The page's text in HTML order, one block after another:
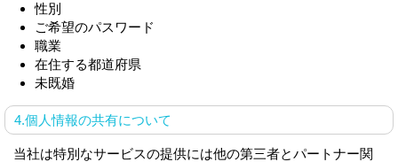
性別
ご希望のパスワード
職業
在住する都道府県
未既婚
4.個人情報の共有について
当社は特別なサービスの提供には他の第三者とパートナー関